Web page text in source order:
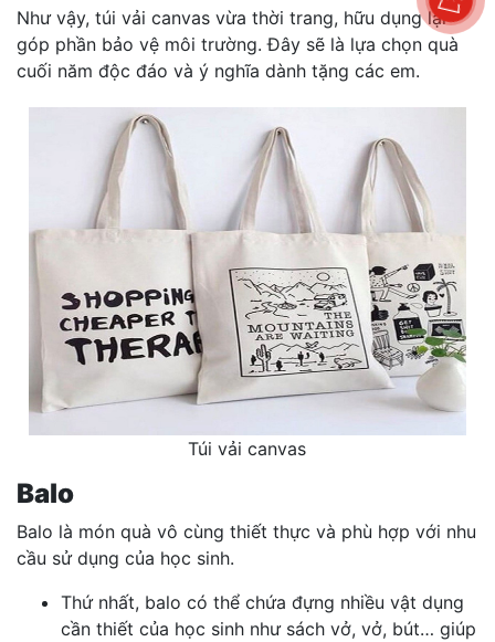
Như vậy, túi vải canvas vừa thời trang, hữu dụng lại
góp phần bảo vệ môi trường. Đây sẽ là lựa chọn quà
cuối năm độc đáo và ý nghĩa dành tặng các em.
Túi vải canvas
Balo
Balo là món quà vô cùng thiết thực và phù hợp với nhu
cầu sử dụng của học sinh.
Thứ nhất, balo có thể chứa đựng nhiều vật dụng
cần thiết của học sinh như sách vở, vở, bút… giúp